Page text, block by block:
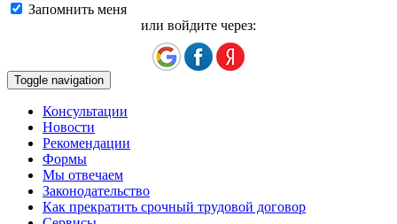
Запомнить меня
или войдите через:
Toggle navigation
Консультации
Новости
Рекомендации
Формы
Мы отвечаем
Законодательство
Как прекратить срочный трудовой договор